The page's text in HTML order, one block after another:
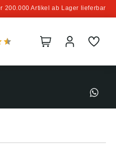
200.000 Artikel ab Lager lieferbar